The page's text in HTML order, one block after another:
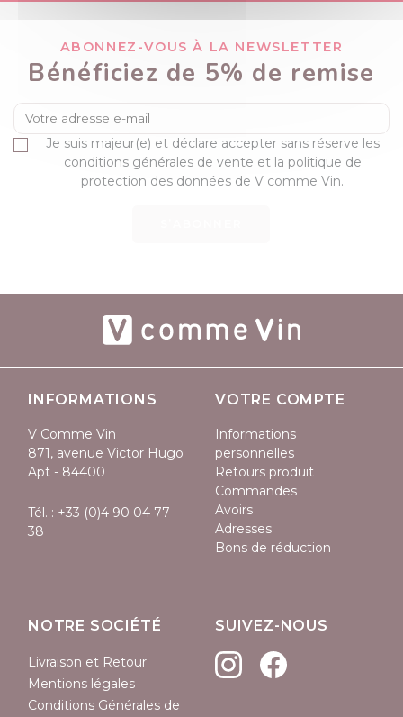
ABONNEZ-VOUS À LA NEWSLETTER
Bénéficiez de 5% de remise
Je suis majeur(e) et déclare accepter sans réserve les
conditions générales de vente et la politique de
protection des données de V comme Vin.
INFORMATIONS
V Comme Vin
871, avenue Victor Hugo
Apt - 84400
Tél. : +33 (0)4 90 04 77
38
VOTRE COMPTE
Informations
personnelles
Retours produit
Commandes
Avoirs
Adresses
Bons de réduction
NOTRE SOCIÉTÉ
Livraison et Retour
Mentions légales
Conditions Générales de
SUIVEZ-NOUS